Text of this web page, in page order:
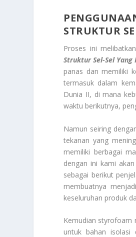
STRUKTUR
Proses ini
Struktur Sel-Sel
panas dan memiliki
termasuk dalam
Dunia II, di mana
waktu berikutnya,
Namun seiring
tekanan yang
memiliki berbagai
dengan ini kami
sebagai berikut
membuatnya
keseluruhan produk
Kemudian styrofoam
untuk bahan isolasi